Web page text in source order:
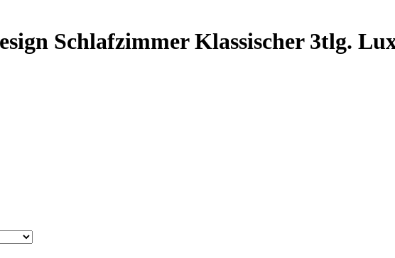
Schlafzimmer Klassischer 3tlg.